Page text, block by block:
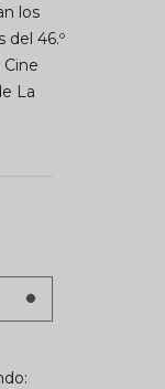
los
del 46.º
La